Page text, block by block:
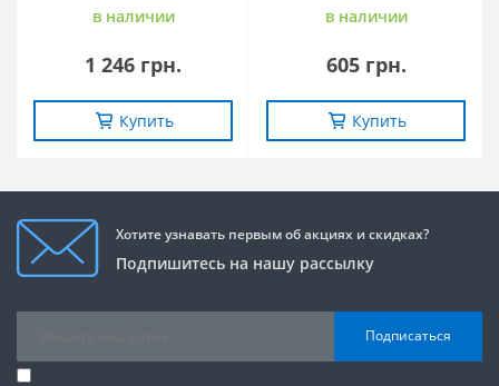
в наличии
1 246 грн.
Купить
в наличии
605 грн.
Купить
Хотите узнавать первым об акциях и скидках?
Подпишитесь на нашу рассылку
Подписаться